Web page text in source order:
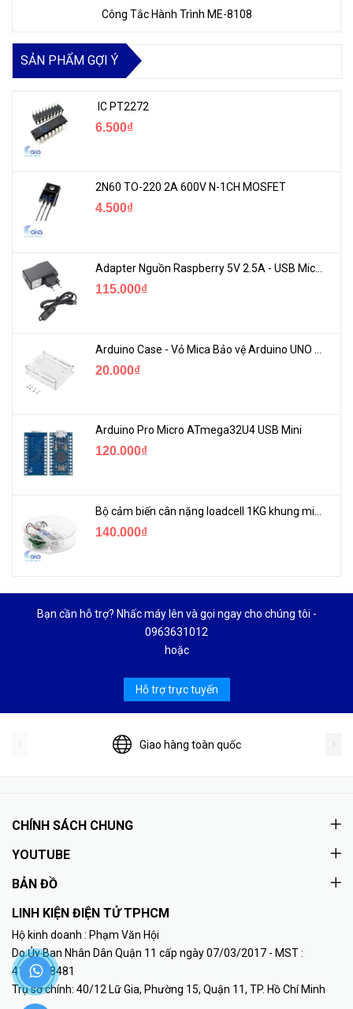
Công Tắc Hành Trình ME-8108
SẢN PHẨM GỢI Ý
IC PT2272
6.500₫
2N60 TO-220 2A 600V N-1CH MOSFET
4.500₫
115.000₫
20.000₫
Arduino Pro Micro ATmega32U4 USB Mini
120.000₫
140.000₫
Bạn cần hỗ trợ? Nhấc máy lên và gọi ngay cho chúng tôi -
0963631012
hoặc
Hỗ trợ trực tuyến
Giao hàng toàn quốc
CHÍNH SÁCH CHUNG
YOUTUBE
BẢN ĐỒ
LINH KIỆN ĐIỆN TỬ TPHCM
Hộ kinh doanh : Phạm Văn Hội
Do Ủy Ban Nhân Dân Quận 11 cấp ngày 07/03/2017 - MST :
41K8018481
Trụ sở chính: 40/12 Lữ Gia, Phường 15, Quận 11, TP. Hồ Chí Minh